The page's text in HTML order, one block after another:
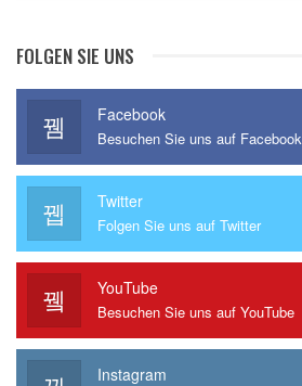
FOLGEN SIE UNS
Facebook
Besuchen Sie uns auf Facebook
Twitter
Folgen Sie uns auf Twitter
YouTube
Besuchen Sie uns auf YouTube
Instagram